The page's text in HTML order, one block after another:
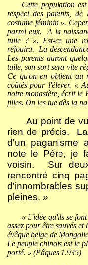
Cette population
respect des parents,
costume féminin ».
parmi eux.
A la
tuile ? ». Est-ce une
réjouira.
La
Les parents auront
tuile, son sort sera vite
Ce qu'on en obtient au
coûtés pour l'élever. «
notre monastère, écrit le
filles. On les tue dès la
Au point de
rien de précis.
d'un paganisme
note le Père, je
voisin.
Sur
rencontré cinq
d'innombrables
pleines. »
« L'idée qu'ils se
assez pour être sauvés
évêque belge de
Le peuple chinois est le
porté. » (Pâques 1.935)